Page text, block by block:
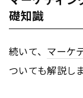
礎知識
続いて、 マーケ
ついても解説しま